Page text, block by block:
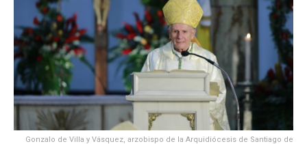
Gonzalo de Villa y Vásquez, arzobispo de la Arquidiócesis de Santiago de